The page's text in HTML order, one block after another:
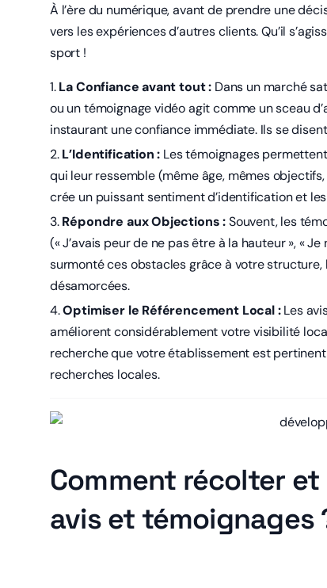
À l’ère du numérique, avant de prendre une
vers les expériences d’autres clients. Qu’il
sport !
La Confiance avant tout : Dans un marché
ou un témoignage vidéo agit comme un sceau
instaurant une confiance immédiate. Ils se
L’Identification : Les témoignages
qui leur ressemble (même âge, mêmes
crée un puissant sentiment d’identification et
Répondre aux Objections :Souvent, les
(« J’avais peur de ne pas être à la hauteur », «
surmonté ces obstacles grâce à votre
désamorcées.
Optimiser le Référencement Local :Les
améliorent considérablement votre visibilité
recherche que votre établissement est
recherches locales.
Comment récolter
avis et témoignages